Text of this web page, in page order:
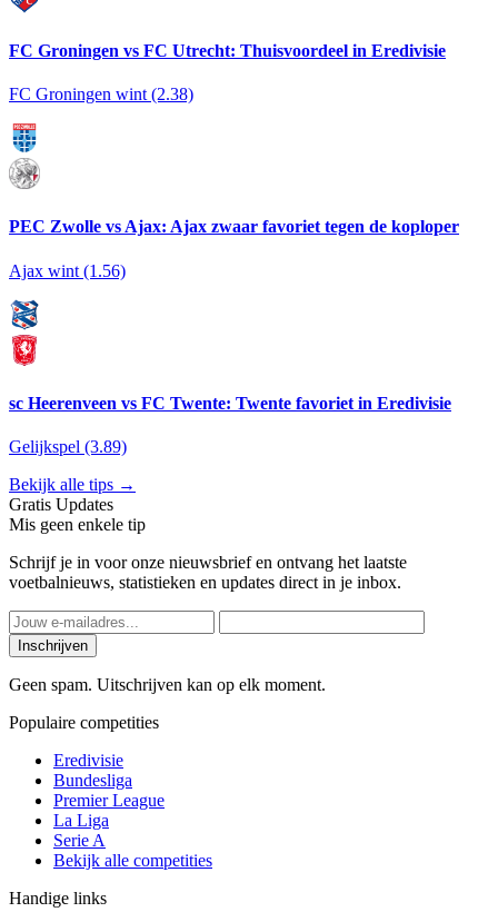
FC Groningen vs FC Utrecht: Thuisvoordeel in Eredivisie
FC Groningen wint (2.38)
PEC Zwolle vs Ajax: Ajax zwaar favoriet tegen de koploper
Ajax wint (1.56)
sc Heerenveen vs FC Twente: Twente favoriet in Eredivisie
Gelijkspel (3.89)
Bekijk alle tips →
Gratis Updates
Mis geen enkele tip
Schrijf je in voor onze nieuwsbrief en ontvang het laatste
voetbalnieuws, statistieken en updates direct in je inbox.
Inschrijven
Geen spam. Uitschrijven kan op elk moment.
Populaire competities
Eredivisie
Bundesliga
Premier League
La Liga
Serie A
Bekijk alle competities
Handige links